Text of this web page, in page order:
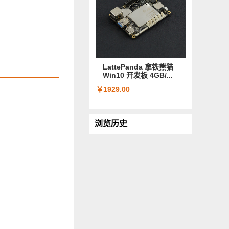
LattePanda 拿铁熊猫
Win10 开发板 4GB/...
￥1929.00
浏览历史